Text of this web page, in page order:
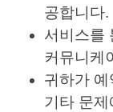
공합니다.
서비스를
커뮤니케
귀하가
기타 문제